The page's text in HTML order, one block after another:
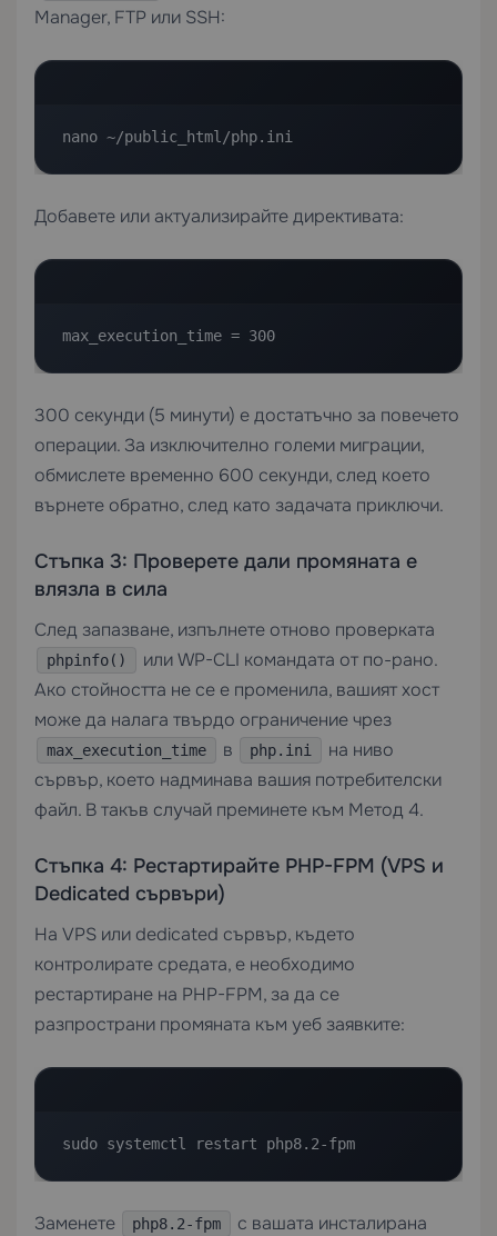
Manager, FTP или SSH:
nano ~/public_html/php.ini
Добавете или актуализирайте директивата:
max_execution_time = 300
300 секунди (5 минути) е достатъчно за повечето
операции. За изключително големи миграции,
обмислете временно 600 секунди, след което
върнете обратно, след като задачата приключи.
Стъпка 3: Проверете дали промяната е
влязла в сила
След запазване, изпълнете отново проверката
phpinfo()
или WP-CLI командата от по-рано.
Ако стойността не се е променила, вашият хост
може да налага твърдо ограничение чрез
max_execution_time в php.ini
на ниво
сървър, което надминава вашия потребителски
файл. В такъв случай преминете към Метод 4.
Стъпка 4: Рестартирайте PHP-FPM (VPS и
Dedicated сървъри)
На VPS или dedicated сървър, където
контролирате средата, е необходимо
рестартиране на PHP-FPM, за да се
разпространи промяната към уеб заявките:
sudo systemctl restart php8.2-fpm
Заменете php8.2-fpm
с вашата инсталирана